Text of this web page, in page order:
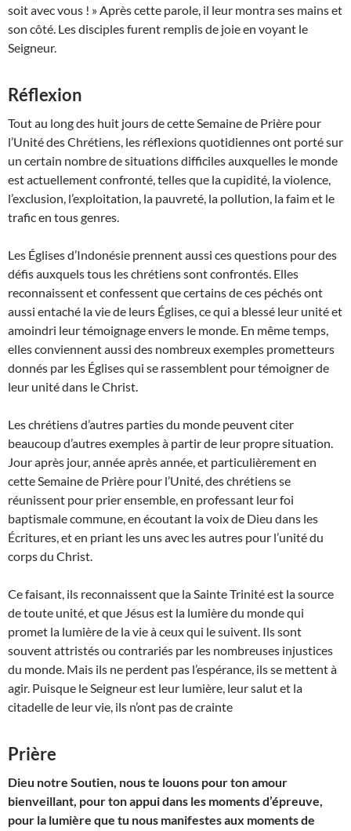
soit avec vous ! » Après cette parole, il leur montra ses mains et
son côté. Les disciples furent remplis de joie en voyant le
Seigneur.
Réflexion
Tout au long des huit jours de cette Semaine de Prière pour
l’Unité des Chrétiens, les réflexions quotidiennes ont porté sur
un certain nombre de situations difficiles auxquelles le monde
est actuellement confronté, telles que la cupidité, la violence,
l’exclusion, l’exploitation, la pauvreté, la pollution, la faim et le
trafic en tous genres.
Les Églises d’Indonésie prennent aussi ces questions pour des
défis auxquels tous les chrétiens sont confrontés. Elles
reconnaissent et confessent que certains de ces péchés ont
aussi entaché la vie de leurs Églises, ce qui a blessé leur unité et
amoindri leur témoignage envers le monde. En même temps,
elles conviennent aussi des nombreux exemples prometteurs
donnés par les Églises qui se rassemblent pour témoigner de
leur unité dans le Christ.
Les chrétiens d’autres parties du monde peuvent citer
beaucoup d’autres exemples à partir de leur propre situation.
Jour après jour, année après année, et particulièrement en
cette Semaine de Prière pour l’Unité, des chrétiens se
réunissent pour prier ensemble, en professant leur foi
baptismale commune, en écoutant la voix de Dieu dans les
Écritures, et en priant les uns avec les autres pour l’unité du
corps du Christ.
Ce faisant, ils reconnaissent que la Sainte Trinité est la source
de toute unité, et que Jésus est la lumière du monde qui
promet la lumière de la vie à ceux qui le suivent. Ils sont
souvent attristés ou contrariés par les nombreuses injustices
du monde. Mais ils ne perdent pas l’espérance, ils se mettent à
agir. Puisque le Seigneur est leur lumière, leur salut et la
citadelle de leur vie, ils n’ont pas de crainte
Prière
Dieu notre Soutien, nous te louons pour ton amour
bienveillant, pour ton appui dans les moments d’épreuve,
pour la lumière que tu nous manifestes aux moments de